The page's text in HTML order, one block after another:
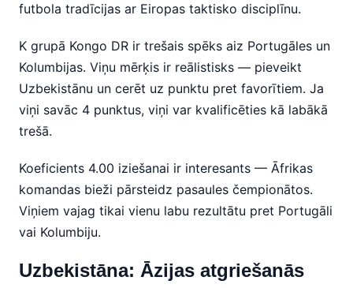
futbola tradīcijas ar Eiropas taktisko disciplīnu.
K grupā Kongo DR ir trešais spēks aiz Portugāles un
Kolumbijas. Viņu mērķis ir reālistisks — pieveikt
Uzbekistānu un cerēt uz punktu pret favorītiem. Ja
viņi savāc 4 punktus, viņi var kvalificēties kā labākā
trešā.
Koeficients 4.00 iziešanai ir interesants — Āfrikas
komandas bieži pārsteidz pasaules čempionātos.
Viņiem vajag tikai vienu labu rezultātu pret Portugāli
vai Kolumbiju.
Uzbekistāna: Āzijas atgriešanās